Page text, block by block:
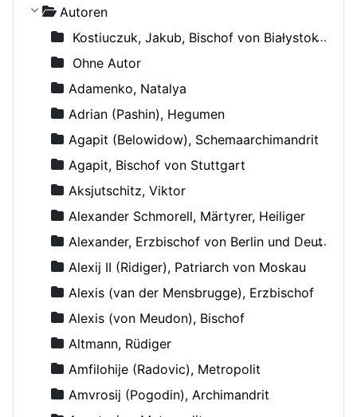
Autoren
Kostiuczuk, Jakub, Bischof von Białystok und Gdańsk
Ohne Autor
Adamenko, Natalya
Adrian (Pashin), Hegumen
Agapit (Belowidow), Schemaarchimandrit
Agapit, Bischof von Stuttgart
Aksjutschitz, Viktor
Alexander Schmorell, Märtyrer, Heiliger
Alexander, Erzbischof von Berlin und Deutschland
Alexij II (Ridiger), Patriarch von Moskau
Alexis (van der Mensbrugge), Erzbischof
Alexis (von Meudon), Bischof
Altmann, Rüdiger
Amfilohije (Radovic), Metropolit
Amvrosij (Pogodin), Archimandrit